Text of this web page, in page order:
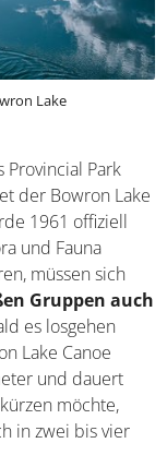
Park
der Bowron
wurde 1961
Flora und
in großen
warten.
auf dem
umfasst 116
zehn Tagen.